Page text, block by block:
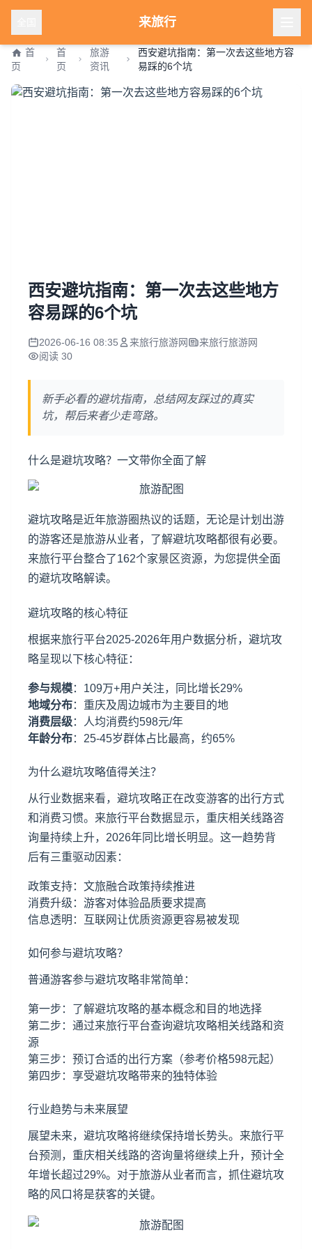
来旅行
首
页
首
页
旅游
资讯
西安避坑指南：第一次去这些地方容
易踩的6个坑
西安避坑指南：第一次去这些地方
容易踩的6个坑
2026-06-16 08:35 来旅行旅游网
来旅行旅游网
阅读 30
新手必看的避坑指南，总结网友踩过的真实
坑，帮后来者少走弯路。
什么是避坑攻略？一文带你全面了解
避坑攻略是近年旅游圈热议的话题，无论是计划出游
的游客还是旅游从业者，了解避坑攻略都很有必要。
来旅行平台整合了162个家景区资源，为您提供全面
的避坑攻略解读。
避坑攻略的核心特征
根据来旅行平台2025-2026年用户数据分析，避坑攻
略呈现以下核心特征：
参与规模：109万+用户关注，同比增长29%
地域分布： 重庆及周边城市为主要目的地
消费层级：人均消费约598元/年
年龄分布：25-45岁群体占比最高，约65%
为什么避坑攻略值得关注？
从行业数据来看，避坑攻略正在改变游客的出行方式
和消费习惯。来旅行平台数据显示，重庆相关线路咨
询量持续上升，2026年同比增长明显。这一趋势背
后有三重驱动因素：
政策支持：文旅融合政策持续推进
消费升级：游客对体验品质要求提高
信息透明：互联网让优质资源更容易被发现
如何参与避坑攻略？
普通游客参与避坑攻略非常简单：
第一步：了解避坑攻略的基本概念和目的地选择
第二步：通过来旅行平台查询避坑攻略相关线路和资
源
第三步：预订合适的出行方案（参考价格598元起）
第四步：享受避坑攻略带来的独特体验
行业趋势与未来展望
展望未来，避坑攻略将继续保持增长势头。来旅行平
台预测，重庆相关线路的咨询量将继续上升，预计全
年增长超过29%。对于旅游从业者而言，抓住避坑攻
略的风口将是获客的关键。